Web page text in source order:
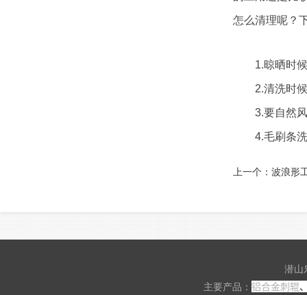
怎么清理呢？
1.晾晒时候
2.清洗时候
3.要自然风
4.毛刷条洗
上一个： 波浪形
潜
主要产品： 铝合金刺辊